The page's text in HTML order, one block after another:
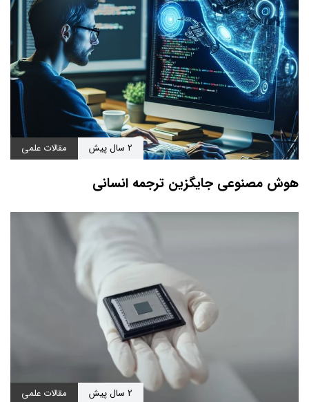
2 سال پیش مقالات علمی
هوش مصنوعی جایگزین ترجمه انسانی
2 سال پیش مقالات علمی